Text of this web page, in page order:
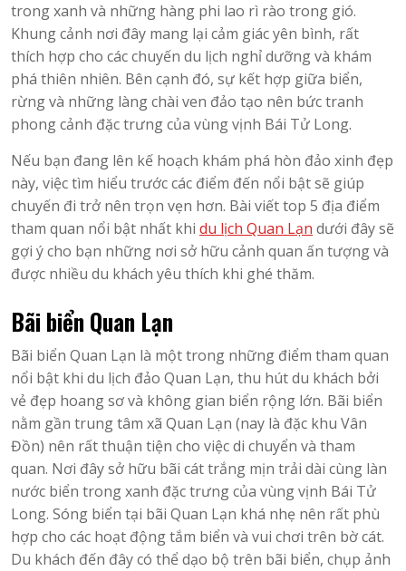
trong xanh và những hàng phi lao rì rào trong gió.
Khung cảnh nơi đây mang lại cảm giác yên bình, rất
thích hợp cho các chuyến du lịch nghỉ dưỡng và khám
phá thiên nhiên. Bên cạnh đó, sự kết hợp giữa biển,
rừng và những làng chài ven đảo tạo nên bức tranh
phong cảnh đặc trưng của vùng vịnh Bái Tử Long.
Nếu bạn đang lên kế hoạch khám phá hòn đảo xinh đẹp
này, việc tìm hiểu trước các điểm đến nổi bật sẽ giúp
chuyến đi trở nên trọn vẹn hơn. Bài viết top 5 địa điểm
tham quan nổi bật nhất khi du lịch Quan Lạn dưới đây sẽ
gợi ý cho bạn những nơi sở hữu cảnh quan ấn tượng và
được nhiều du khách yêu thích khi ghé thăm.
Bãi biển Quan Lạn
Bãi biển Quan Lạn là một trong những điểm tham quan
nổi bật khi du lịch đảo Quan Lạn, thu hút du khách bởi
vẻ đẹp hoang sơ và không gian biển rộng lớn. Bãi biển
nằm gần trung tâm xã Quan Lạn (nay là đặc khu Vân
Đồn) nên rất thuận tiện cho việc di chuyển và tham
quan. Nơi đây sở hữu bãi cát trắng mịn trải dài cùng làn
nước biển trong xanh đặc trưng của vùng vịnh Bái Tử
Long. Sóng biển tại bãi Quan Lạn khá nhẹ nên rất phù
hợp cho các hoạt động tắm biển và vui chơi trên bờ cát.
Du khách đến đây có thể dạo bộ trên bãi biển, chụp ảnh